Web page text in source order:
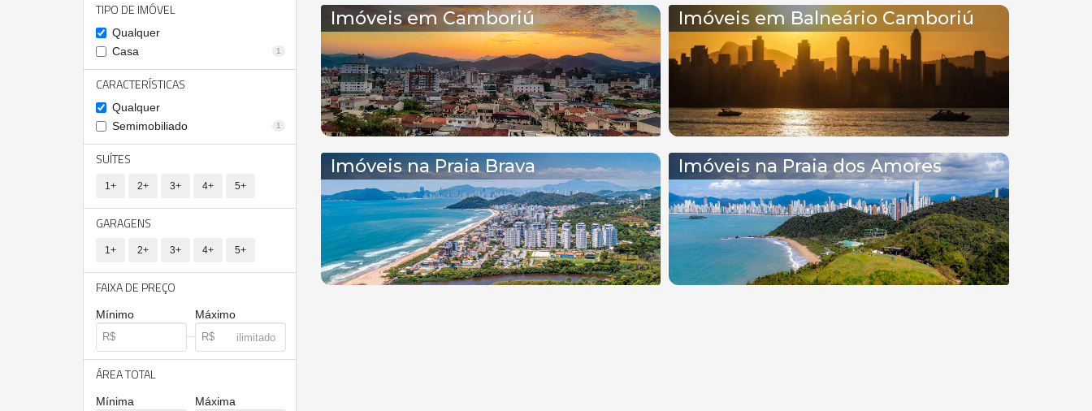
TIPO DE IMÓVEL
Qualquer
Casa
1
CARACTERÍSTICAS
Qualquer
Semimobiliado
1
SUÍTES
1+ 2+ 3+ 4+ 5+
GARAGENS
1+ 2+ 3+ 4+ 5+
FAIXA DE PREÇO
Mínimo Máximo
ÁREA TOTAL
Mínima Máxima
Imóveis em Camboriú Imóveis em Balneário Camboriú
Imóveis na Praia Brava Imóveis na Praia dos Amores